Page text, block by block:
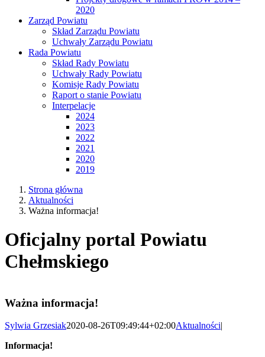
2020
Zarząd Powiatu
Skład Zarządu Powiatu
Uchwały Zarządu Powiatu
Rada Powiatu
Skład Rady Powiatu
Uchwały Rady Powiatu
Komisje Rady Powiatu
Raport o stanie Powiatu
Interpelacje
2024
2023
2022
2021
2020
2019
Strona główna
Aktualności
Ważna informacja!
Oficjalny portal Powiatu
Chełmskiego
Ważna informacja!
Sylwia Grzesiak2020-08-26T09:49:44+02:00Aktualności|
Informacja!